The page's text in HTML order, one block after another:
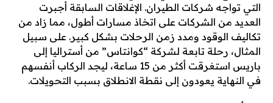
التي تواجه شركات الطيران. الإغلاقات السابقة أجبرت
العديد من الشركات على اتخاذ مسارات أطول، مما زاد من
تكاليف الوقود ومدد زمن الرحلات بشكل كبير. على سبيل
المثال، رحلة تابعة لشركة “كوانتاس” من أستراليا إلى
باريس استغرقت أكثر من 15 ساعة، ليجد الركاب أنفسهم
في النهاية يعودون إلى نقطة الانطلاق بسبب التحويلات.